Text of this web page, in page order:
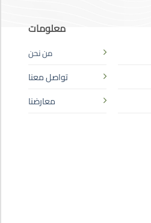
معلومات
من نحن
تواصل معنا
معارضنا